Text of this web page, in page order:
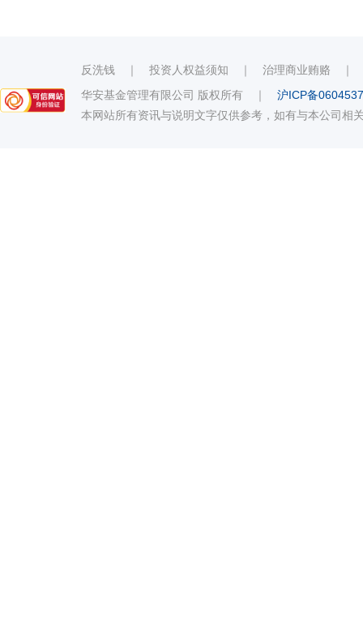
反洗钱 ｜ 投资人权益须知 ｜ 治理商业贿赂
华安基金管理有限公司 版权所有 ｜ 沪ICP备
本网站所有资讯与说明文字仅供参考，如有与本公司相